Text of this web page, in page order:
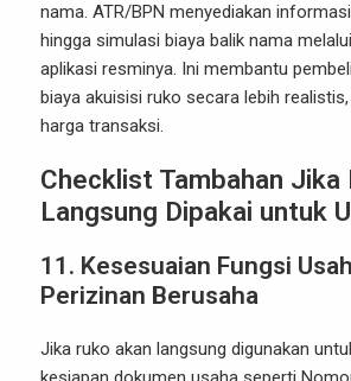
nama. ATR/BPN menyediakan
hingga simulasi biaya balik nama
aplikasi resminya. Ini membantu
biaya akuisisi ruko secara lebih
harga transaksi.
Checklist Tambahan Jika
Langsung Dipakai untuk
11. Kesesuaian Fungsi
Perizinan Berusaha
Jika ruko akan langsung digunakan